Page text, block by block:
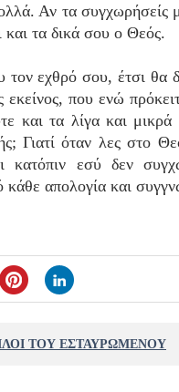
Αν τα συγχωρήσείς
και τα δικά σου ο Θεός.
εχθρό σου, έτσι θα
που ενώ
και τα λίγα και
Γιατί όταν λες στο
κατόπιν εσύ δεν
κάθε απολογία και
ΤΟΥ ΕΣΤΑΥΡΩΜΕΝΟΥ